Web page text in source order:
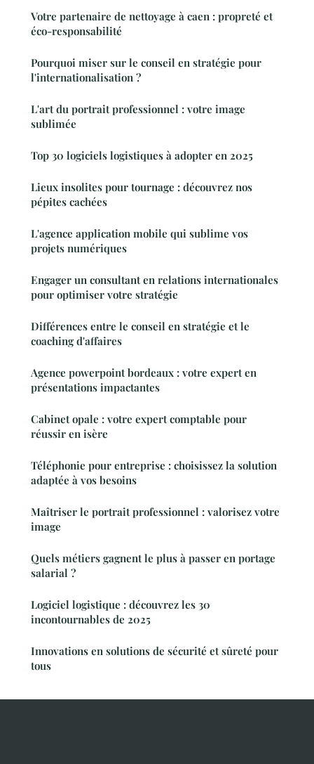
Votre partenaire de nettoyage à caen : propreté et
éco-responsabilité
Pourquoi miser sur le conseil en stratégie pour
l'internationalisation ?
L'art du portrait professionnel : votre image
sublimée
Top 30 logiciels logistiques à adopter en 2025
Lieux insolites pour tournage : découvrez nos
pépites cachées
L'agence application mobile qui sublime vos
projets numériques
Engager un consultant en relations internationales
pour optimiser votre stratégie
Différences entre le conseil en stratégie et le
coaching d'affaires
Agence powerpoint bordeaux : votre expert en
présentations impactantes
Cabinet opale : votre expert comptable pour
réussir en isère
Téléphonie pour entreprise : choisissez la solution
adaptée à vos besoins
Maîtriser le portrait professionnel : valorisez votre
image
Quels métiers gagnent le plus à passer en portage
salarial ?
Logiciel logistique : découvrez les 30
incontournables de 2025
Innovations en solutions de sécurité et sûreté pour
tous